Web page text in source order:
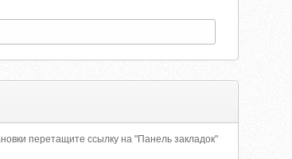
перетащите ссылку на "Панель закладок"